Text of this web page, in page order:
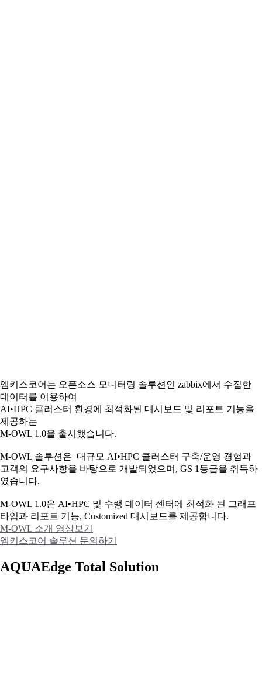
엠키스코어는 오픈소스 모니터링 솔루션인 zabbix에서 수집한
데이터를 이용하여
AI•HPC 클러스터 환경에 최적화된 대시보드 및 리포트 기능을
제공하는
M-OWL 1.0을 출시했습니다.
M-OWL 솔루션은 대규모 AI•HPC 클러스터 구축/운영 경험과
고객의 요구사항을 바탕으로 개발되었으며, GS 1등급을 취득하
였습니다.
M-OWL 1.0은 AI•HPC 및 수랭 데이터 센터에 최적화 된 그래프
타입과 리포트 기능, Customized 대시보드를 제공합니다.
M-OWL 소개 영상보기
엠키스코어 솔루션 문의하기
AQUAEdge Total Solution